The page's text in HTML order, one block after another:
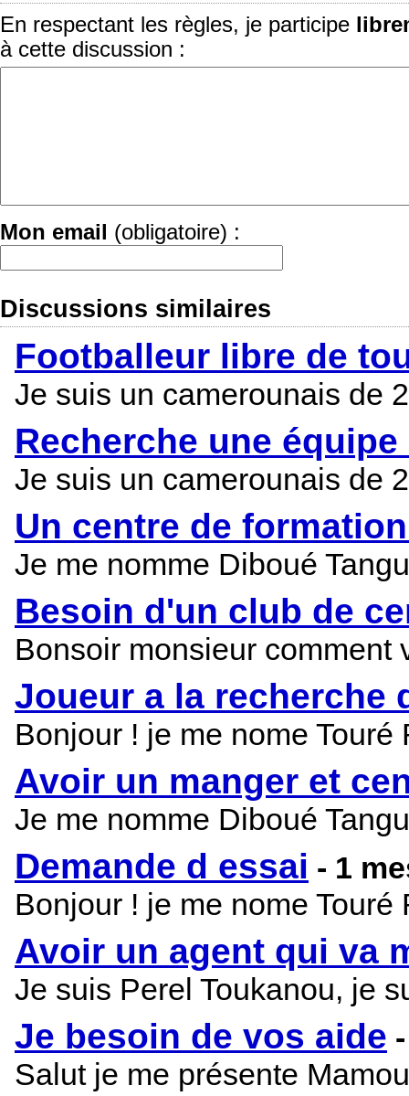
En respectant les règles, je participe
à cette discussion :
Mon email (obligatoire) :
Discussions similaires
Footballeur libre de
Je suis un camerounais de
Recherche une
Je suis un camerounais de
Un centre de
Je me nomme Diboué
Besoin d'un club de
Bonsoir monsieur
Joueur a la recherche
Bonjour ! je me nome
Avoir un manger et
Je me nomme Diboué
Demande d essai - 1
Bonjour ! je me nome
Avoir un agent qui va
Je suis Perel Toukanou, je
Je besoin de vos aide
Salut je me présente